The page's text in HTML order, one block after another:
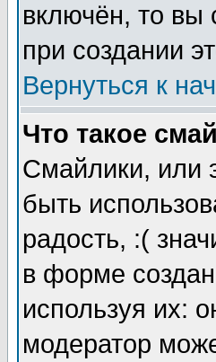
включён, то вы
при создании
Вернуться к
Что такое
Смайлики, или
быть
радость, :(
в форме
используя их:
модератор